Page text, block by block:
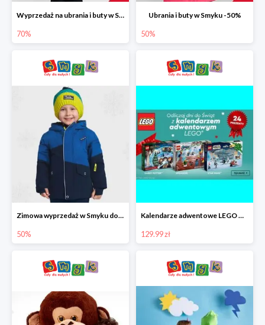
Wyprzedaż na ubrania i buty w Smyku do -70%
70%
Ubrania i buty w Smyku -50%
50%
Zimowa wyprzedaż w Smyku do -50%
50%
Kalendarze adwentowe LEGO w Smyku w super cenie
129.99 zł